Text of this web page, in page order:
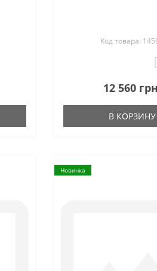
Код товара:
12 560
В КОРЗИНУ
Новинка